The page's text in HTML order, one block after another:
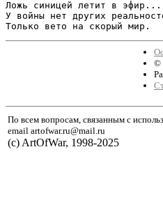
Ложь синицей летит в эфир...
У войны нет других
Только вето на скорый мир.
©
По всем вопросам, связанным с
email artofwar.ru@mail.ru
(с) ArtOfWar, 1998-2025